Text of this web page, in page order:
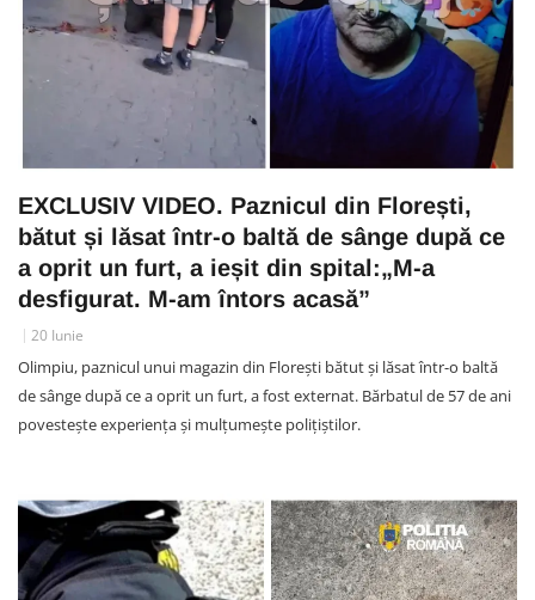
EXCLUSIV VIDEO. Paznicul din Florești,
bătut și lăsat într-o baltă de sânge după ce
a oprit un furt, a ieșit din spital:„M-a
desfigurat. M-am întors acasă”
20 Iunie
Olimpiu, paznicul unui magazin din Florești bătut și lăsat într-o baltă
de sânge după ce a oprit un furt, a fost externat. Bărbatul de 57 de ani
povestește experiența și mulțumește polițiștilor.